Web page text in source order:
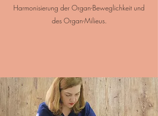
Harmonisierung der Organ-Beweglichkeit und
des Organ-Milieus.